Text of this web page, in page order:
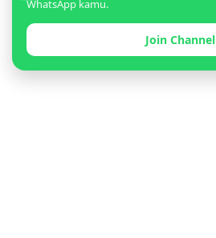
WhatsApp kamu.
Join Channel